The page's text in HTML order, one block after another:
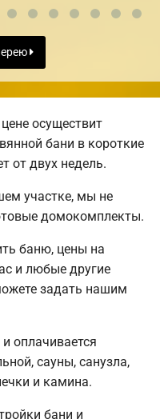
осуществит
бани в короткие
от двух недель.
участке, мы не
домокомплекты.
баню, цены на
и любые другие
задать нашим
оплачивается
сауны, санузла,
и камина.
бани и